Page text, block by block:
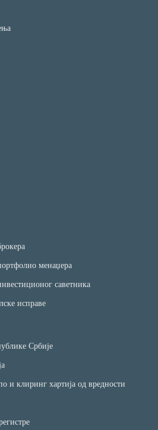
менаџера
саветника
исправе
Србије
и клиринг хартија од вредности